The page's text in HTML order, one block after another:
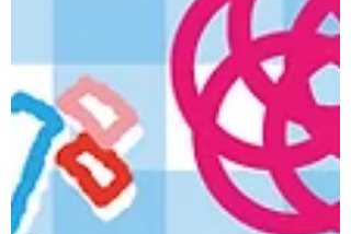
子短期大学こども未来学科 准教授） 【対
象】未就学児（3～6歳）・小学生※3歳未
満の兄弟姉妹の方も、保護者の方と一緒
にご参加いただけます。 【参加費（材料
費）】お子様ひとりあたり1,000円 【持
ち物】なし（汚れても良い服装でお願い
します） 【会場】EDAUME 東の蔵（旧
枝梅酒造） 【住所】佐賀県佐賀市八戸1
丁目2-32 【駐車場】無料 【定員】18名